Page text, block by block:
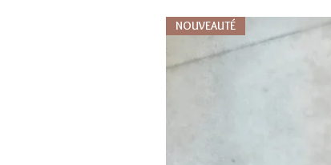
NOUVEAUTÉ